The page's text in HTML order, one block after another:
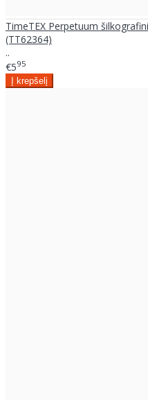
TimeTEX Perpetuum
(TT62364)
..
€595